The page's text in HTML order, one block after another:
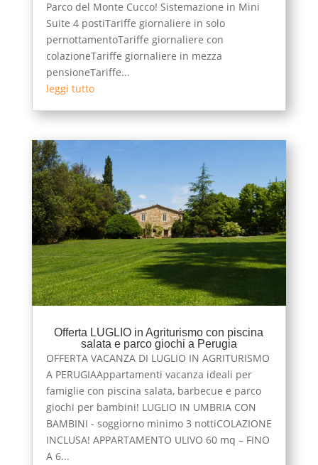
Parco del Monte Cucco! Sistemazione in Mini
Suite 4 postiTariffe giornaliere in solo
pernottamentoTariffe giornaliere con
colazioneTariffe giornaliere in mezza
pensioneTariffe...
leggi tutto
Offerta LUGLIO in Agriturismo con piscina
salata e parco giochi a Perugia
OFFERTA VACANZA DI LUGLIO IN AGRITURISMO
A PERUGIAAppartamenti vacanza ideali per
famiglie con piscina salata, barbecue e parco
giochi per bambini! LUGLIO IN UMBRIA CON
BAMBINI - soggiorno minimo 3 nottiCOLAZIONE
INCLUSA! APPARTAMENTO ULIVO 60 mq – FINO
A 6...